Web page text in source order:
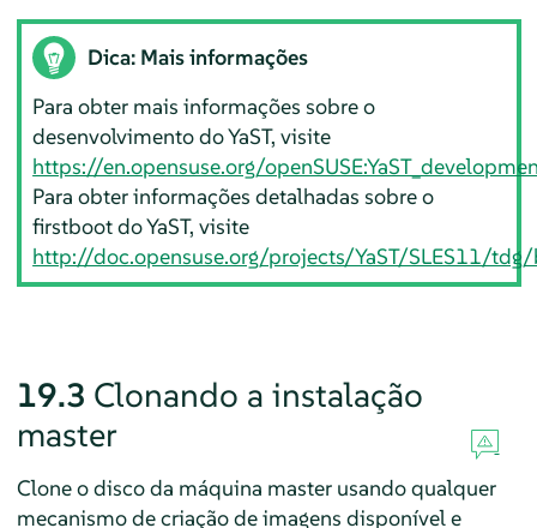
Dica: Mais informações
Para obter mais informações sobre o
desenvolvimento do YaST, visite
https://en.opensuse.org/
Para obter informações detalhadas sobre o
firstboot do YaST, visite
http://doc.opensuse.org/projects/YaST/SLES11/
19.3 Clonando a instalação
master
Clone o disco da máquina master usando qualquer
mecanismo de criação de imagens disponível e